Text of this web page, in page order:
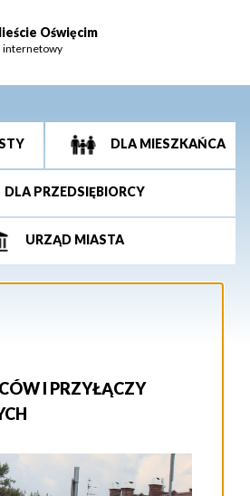
Oświęcim
internetowy
DLA MIESZKAŃCA
DLA PRZEDSIĘBIORCY
URZĄD MIASTA
I PRZYŁĄCZY